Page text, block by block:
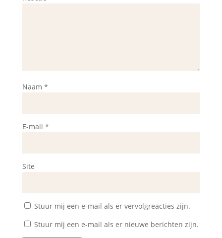
Naam *
E-mail *
Site
Stuur mij een e-mail als er vervolgreacties zijn.
Stuur mij een e-mail als er nieuwe berichten zijn.